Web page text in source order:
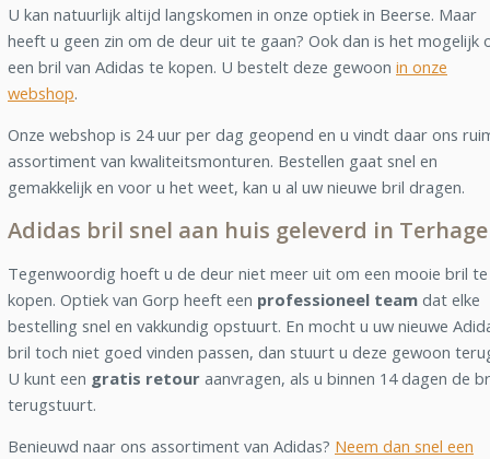
U kan natuurlijk altijd langskomen in onze optiek in Beerse. Maar
heeft u geen zin om de deur uit te gaan? Ook dan is het mogelijk
een bril van Adidas te kopen. U bestelt deze gewoon in onze
webshop.
Onze webshop is 24 uur per dag geopend en u vindt daar ons
assortiment van kwaliteitsmonturen. Bestellen gaat snel en
gemakkelijk en voor u het weet, kan u al uw nieuwe bril dragen.
Adidas bril snel aan huis geleverd in
Tegenwoordig hoeft u de deur niet meer uit om een mooie bril te
kopen. Optiek van Gorp heeft een professioneel team dat elke
bestelling snel en vakkundig opstuurt. En mocht u uw nieuwe
bril toch niet goed vinden passen, dan stuurt u deze gewoon
U kunt een gratis retour aanvragen, als u binnen 14 dagen de
terugstuurt.
Benieuwd naar ons assortiment van Adidas? Neem dan snel een